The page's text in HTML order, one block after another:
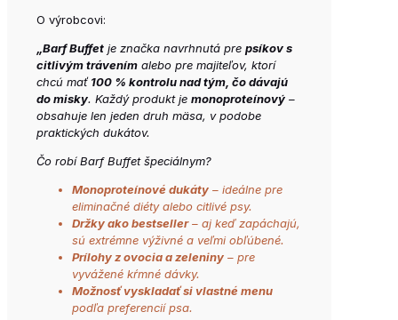
O výrobcovi:
„Barf Buffet je značka navrhnutá pre psíkov s
citlivým trávením alebo pre majiteľov, ktorí
chcú mať100 % kontrolu nad tým, čo dávajú
do misky. Každý produkt je monoproteínový –
obsahuje len jeden druh mäsa, v podobe
praktických dukátov.
Čo robí Barf Buffet špeciálnym?
Monoproteínové dukáty – ideálne pre
eliminačné diéty alebo citlivé psy.
Držky ako bestseller– aj keď zapáchajú,
sú extrémne výživné a veľmi obľúbené.
Prílohy z ovocia a zeleniny – pre
vyvážené kŕmné dávky.
Možnosť vyskladať si vlastné menu
podľa preferencií psa.